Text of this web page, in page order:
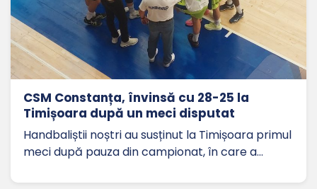
CSM Constanța, învinsă cu 28-25 la
Timișoara după un meci disputat
Handbaliștii noștri au susținut la Timișoara primul
meci după pauza din campionat, în care a…